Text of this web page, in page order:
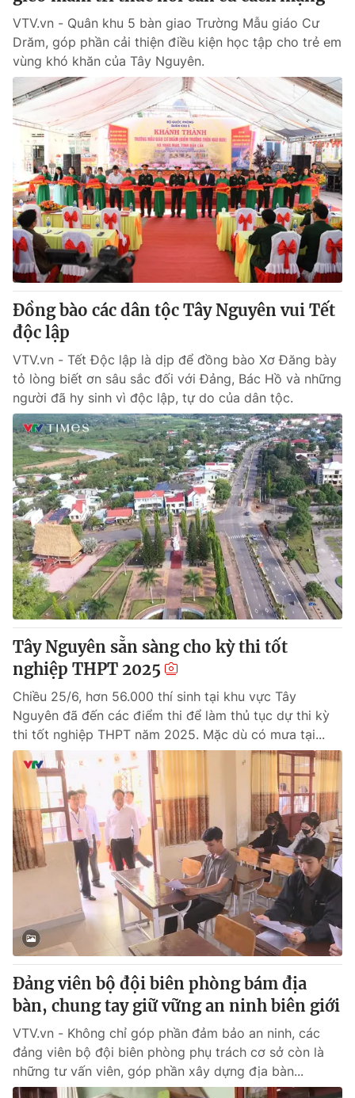
VTV.vn - Quân khu 5 bàn giao Trường Mẫu giáo Cư
Drăm, góp phần cải thiện điều kiện học tập cho trẻ em
vùng khó khăn của Tây Nguyên.
Đồng bào các dân tộc Tây Nguyên vui Tết
độc lập
VTV.vn - Tết Độc lập là dịp để đồng bào Xơ Đăng bày
tỏ lòng biết ơn sâu sắc đối với Đảng, Bác Hồ và những
người đã hy sinh vì độc lập, tự do của dân tộc.
Tây Nguyên sẵn sàng cho kỳ thi tốt
nghiệp THPT 2025
Chiều 25/6, hơn 56.000 thí sinh tại khu vực Tây
Nguyên đã đến các điểm thi để làm thủ tục dự thi kỳ
thi tốt nghiệp THPT năm 2025. Mặc dù có mưa tại...
Đảng viên bộ đội biên phòng bám địa
bàn, chung tay giữ vững an ninh biên giới
VTV.vn - Không chỉ góp phần đảm bảo an ninh, các
đảng viên bộ đội biên phòng phụ trách cơ sở còn là
những tư vấn viên, góp phần xây dựng địa bàn...